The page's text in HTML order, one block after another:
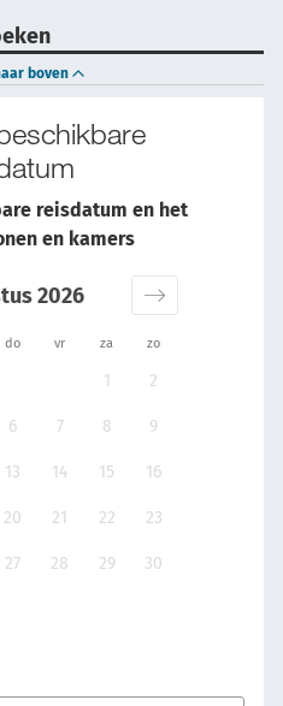
boven
reisdatum en het
en kamers
do vr za zo
2026
1 2
6 7 8 9
13 14 15 16
20 21 22 23
27 28 29 30